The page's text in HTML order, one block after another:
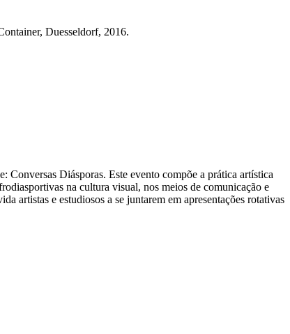
Duesseldorf, 2016.
Diásporas. Este evento compõe a prática artística
na cultura visual, nos meios de comunicação e
artistas e estudiosos a se juntarem em apresentações rotativas